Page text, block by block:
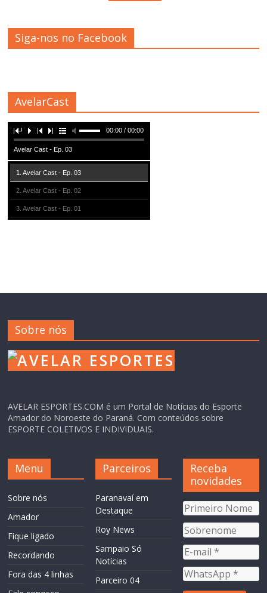
Siga-nos no Facebook
AvelarCast
00:00 / 00:00
Avelar Cast - Ep. 03
1. Avelar Cast - Ep. 03
2. Avelar Cast - Ep. 02
3. Avelar Cast - Ep. 01
Sobre nós
AVELAR ESPORTES.COM é um Portal de Notícias do Esporte
Amador do Noroeste do Paraná. Com conteúdos sobre
ESPORTE COLETIVOS E INDIVIDUAIS.
Menu
Sobre nós
Amador
Fique ligado
Recordando
Fora das 4 linhas
Parceiros
Paranavaí em
Destaque
Roy News
Sampaio Só
Notícias
Parceiro 04
Receba
novidades